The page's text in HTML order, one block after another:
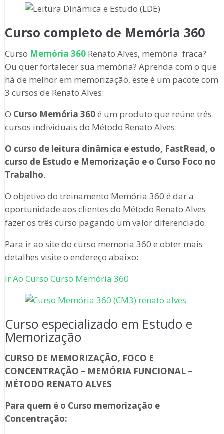
Curso completo de Memória 360
Curso Memória 360Renato Alves, memória fraca?
Ou quer fortalecer sua memória? Aprenda com o que
há de melhor em memorização, este é um pacote com
3 cursos de Renato Alves:
O Curso Memória 360é um produto que reúne três
cursos individuais do Método Renato Alves:
O curso de leitura dinâmica e estudo, FastRead, o
curso de Estudo e Memorização e o Curso Foco no
Trabalho.
O objetivo do treinamento Memória 360 é dar a
oportunidade aos clientes do Método Renato Alves
fazer os três curso pagando um valor diferenciado.
Para ir ao site do curso memoria 360 e obter mais
detalhes visite o endereço abaixo:
Ir Ao Curso Curso Memória 360
Curso especializado em Estudo e
Memorização
CURSO DE MEMORIZAÇÃO, FOCO E
CONCENTRAÇÃO – MEMÓRIA FUNCIONAL –
MÉTODO RENATO ALVES
Para quem é o Curso memorização e
Concentração: